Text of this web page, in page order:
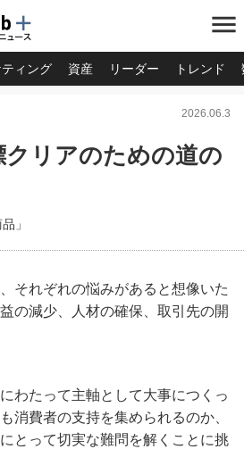
menu
ィング 資産 リーダー トレンド
2026.06.3
リアのための道の
」
それぞれの悩みがあると想像いた
の減少、人材の確保、取引先の開
わたって主軸として大事につくっ
消費者の支持を集められるのか、
とって切実な難問を解くことに挑